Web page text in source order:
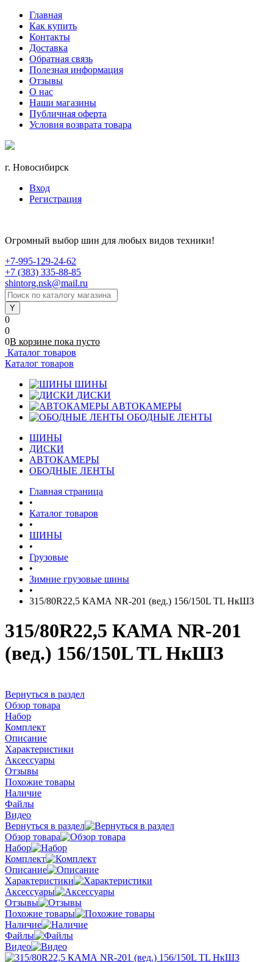
Главная
Как купить
Контакты
Доставка
Обратная связь
Полезная информация
Отзывы
О нас
Наши магазины
Публичная оферта
Условия возврата товара
г. Новосибирск
Вход
Регистрация
Огромный выбор шин для любых видов техники!
+7-995-129-24-62
+7 (383) 335-88-85
shintorg.nsk@mail.ru
0
0
0В корзине пока пусто
Каталог товаров
Каталог товаров
ШИНЫ
ДИСКИ
АВТОКАМЕРЫ
ОБОДНЫЕ ЛЕНТЫ
ШИНЫ
ДИСКИ
АВТОКАМЕРЫ
ОБОДНЫЕ ЛЕНТЫ
Главная страница
•
Каталог товаров
•
ШИНЫ
•
Грузовые
•
Зимние грузовые шины
•
315/80R22,5 КАМА NR-201 (вед.) 156/150L TL НкШЗ
315/80R22,5 КАМА NR-201
(вед.) 156/150L TL НкШЗ
Вернуться в раздел
Обзор товара
Набор
Комплект
Описание
Характеристики
Аксессуары
Отзывы
Похожие товары
Наличие
Файлы
Видео
Вернуться в раздел
Обзор товара
Набор
Комплект
Описание
Характеристики
Аксессуары
Отзывы
Похожие товары
Наличие
Файлы
Видео